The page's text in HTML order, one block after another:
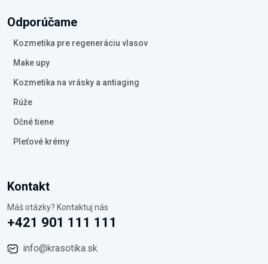
Odporúčame
Kozmetika pre regeneráciu vlasov
Make upy
Kozmetika na vrásky a antiaging
Rúže
Očné tiene
Pleťové krémy
Kontakt
Máš otázky? Kontaktuj nás
+421 901 111 111
info@krasotika.sk